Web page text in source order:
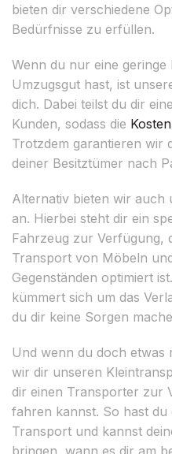
bieten dir verschiedene
Bedürfnisse zu erfüllen.
Wenn du nur eine
Umzugsgut hast, ist
dich. Dabei teilst du dir
Kunden, sodass die Kosten
Trotzdem garantieren wir
deiner Besitztümer nach
Alternativ bieten wir auch
an. Hierbei steht dir ein
Fahrzeug zur Verfügung,
Transport von Möbeln
Gegenständen optimiert
kümmert sich um das
du dir keine Sorgen
Und wenn du doch etwas
wir dir unseren
dir einen Transporter zur
fahren kannst. So hast
Transport und kannst
bringen, wann es dir am